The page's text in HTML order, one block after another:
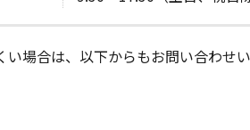
場合は、以下からもお問い合わせ